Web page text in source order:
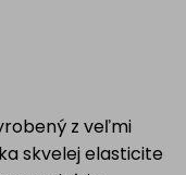
z veľmi
skvelej elasticite